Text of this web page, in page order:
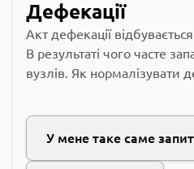
Дефекації
Акт дефекації
В результаті чого часте
вузлів. Як нормалізувати
У мене таке саме